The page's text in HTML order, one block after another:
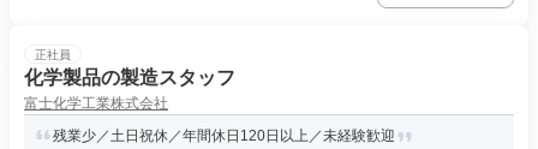
正社員
化学製品の製造スタッフ
富士化学工業株式会社
残業少／土日祝休／年間休日120日以上／未経験歓迎